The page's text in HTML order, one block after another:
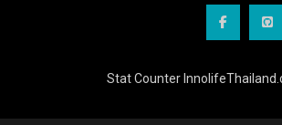
Stat Counter